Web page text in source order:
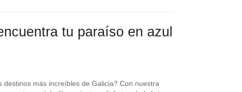
tu paraíso en azul
destinos más increíbles de Galicia? Con nuestra